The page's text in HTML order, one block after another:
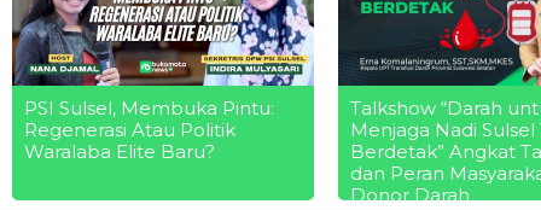
PSI Sulsel, Membuka Pintu:
Regenerasi Atau Politik
Waralaba Elite Baru?
Talkshow “Darah
Menjaga Nadi Sulsel
Berdetak” Angkat
dan Peran
Donor Darah